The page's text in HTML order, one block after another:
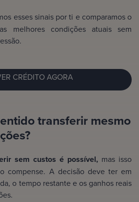
esses sinais por ti e comparamos o
melhores condições atuais sem
CRÉDITO AGORA
transferir mesmo
sem custos é possível, mas isso
compense. A decisão deve ter em
o tempo restante e os ganhos reais